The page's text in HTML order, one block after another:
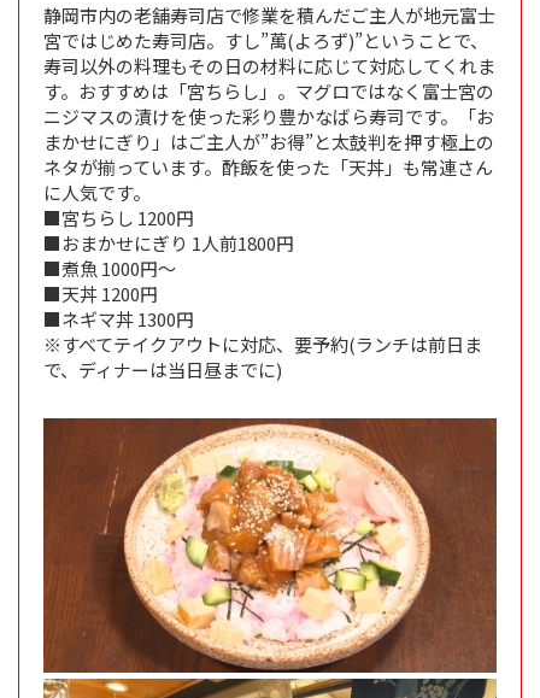
静岡市内の老舗寿司店で修業を積んだご主人が地元富士
宮ではじめた寿司店。すし”萬(よろず)”ということで、
寿司以外の料理もその日の材料に応じて対応してくれま
す。おすすめは「宮ちらし」。マグロではなく富士宮の
ニジマスの漬けを使った彩り豊かなばら寿司です。「お
まかせにぎり」はご主人が”お得”と太鼓判を押す極上の
ネタが揃っています。酢飯を使った「天丼」も常連さん
に人気です。
■宮ちらし 1200円
■おまかせにぎり 1人前1800円
■煮魚 1000円～
■天丼 1200円
■ネギマ丼 1300円
※すべてテイクアウトに対応、要予約(ランチは前日ま
で、ディナーは当日昼までに)